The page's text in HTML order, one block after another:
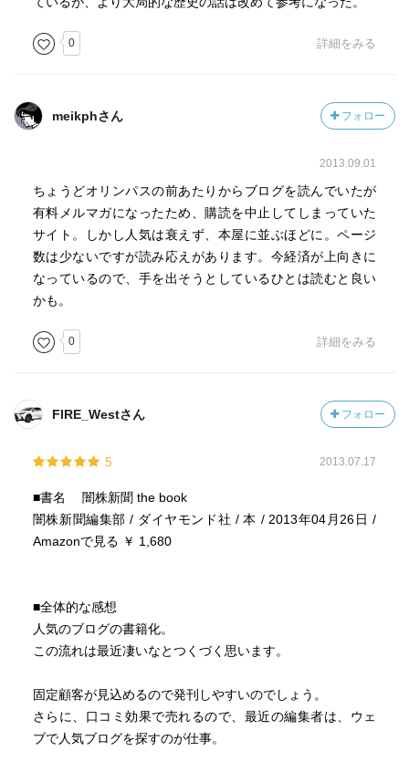
0 詳細をみる
meikphさん フォロー
2013.09.01
ちょうどオリンパスの前あたりからブログを読んでいたが
有料メルマガになったため、購読を中止してしまっていた
サイト。しかし人気は衰えず、本屋に並ぶほどに。ページ
数は少ないですが読み応えがあります。今経済が上向きに
なっているので、手を出そうとしているひとは読むと良い
かも。
0 詳細をみる
FIRE_Westさん フォロー
5 2013.07.17
■書名 闇株新聞 the book
闇株新聞編集部 / ダイヤモンド社 / 本 / 2013年04月26日 /
Amazonで見る ￥ 1,680
■全体的な感想
人気のブログの書籍化。
この流れは最近凄いなとつくづく思います。
固定顧客が見込めるので発刊しやすいのでしょう。
さらに、口コミ効果で売れるので、最近の編集者は、ウェ
ブで人気ブログを探すのが仕事。